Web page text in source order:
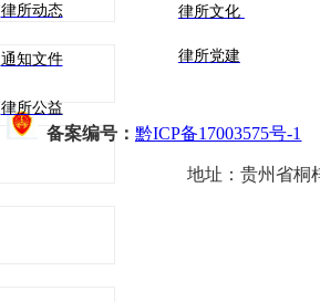
律所动态
通知文件
律所公益
律所文化
律所党建
备案编号：黔ICP备17003575号-1
地址： 贵州省桐